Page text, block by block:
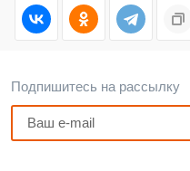
Подпишитесь на рассылку